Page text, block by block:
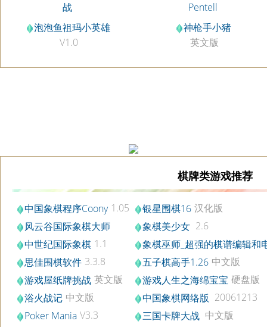
战
V1.0
Pentell
V2.5
泡泡鱼祖玛小英雄
V1.0
神枪手小猪
英文版
棋牌类游戏推荐
中国象棋程序Coony 1.05 银星围棋16 汉化版
风云谷国际象棋大师
2.59
象棋美少女 2.6
中世纪国际象棋 1.1
象棋巫师_超强的棋谱编辑和
弈软件 3.15
思佳围棋软件 3.3.8 五子棋高手1.26 中文版
游戏屋纸牌挑战 英文版 游戏人生之海绵宝宝 硬盘版
浴火战记 中文版 中国象棋网络版 20061213
Poker Mania V3.3 三国卡牌大战 中文版